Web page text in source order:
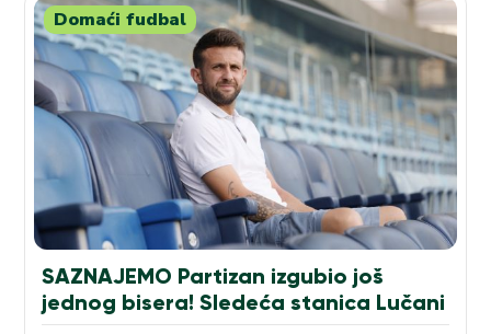
Domaći fudbal
SAZNAJEMO Partizan izgubio još
jednog bisera! Sledeća stanica Lučani